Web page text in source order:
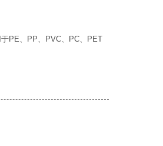
PE、PP、PVC、PC、PET